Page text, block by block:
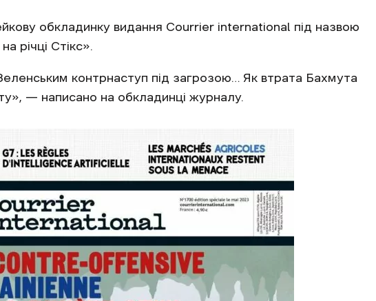
обкладинку видання Courrier international під назвою
річці Стікс».
контрнаступ під загрозою… Як втрата Бахмута
— написано на обкладинці журналу.